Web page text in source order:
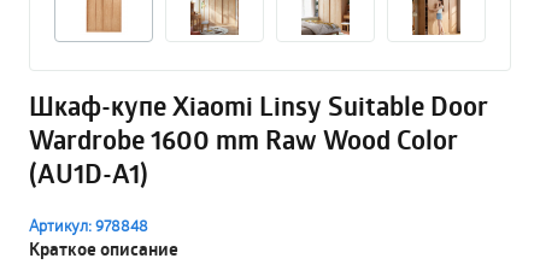
Шкаф-купе Xiaomi Linsy Suitable Door
Wardrobe 1600 mm Raw Wood Color
(AU1D-A1)
Артикул: 978848
Краткое описание